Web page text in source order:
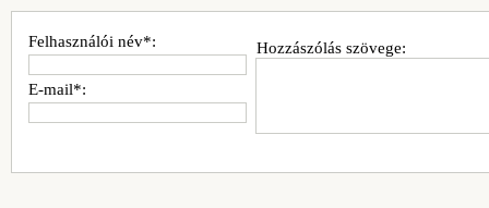
Hozzászólás szövege:
Felhasználói név*:
E-mail*: